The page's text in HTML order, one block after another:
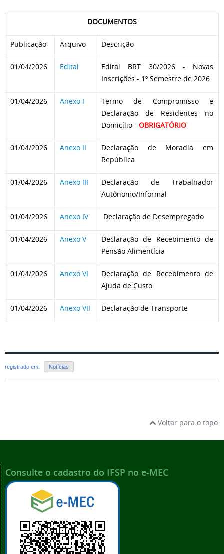
DOCUMENTOS
Publicação Arquivo Descrição
01/04/2026 Edital
Edital BRT 30/2026 - Novas
Inscrições - 1º Semestre de 2026
01/04/2026 Anexo I
Termo de Compromisso e
Declaração de Residentes no
Domicílio - OBRIGATÓRIO
01/04/2026 Anexo II
Declaração de Moradia em
República
01/04/2026 Anexo III
Declaração de Trabalhador
Autônomo/Informal
01/04/2026 Anexo IV Declaração de Desempregado
01/04/2026 Anexo V
Declaração de Recebimento de
Pensão Alimentícia
01/04/2026 Anexo VI
Declaração de Recebimento de
Ajuda de Custo
01/04/2026 Anexo VII Declaração de Transporte
registrado em: Notícias
Voltar para o topo
Consulte o cadastro do IFSP no e-MEC